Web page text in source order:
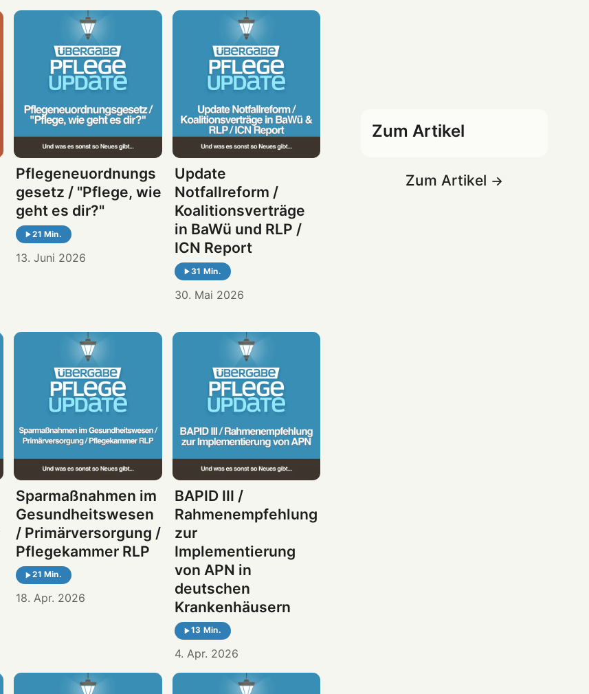
Zum Artikel
Zum Artikel
Pflegeneuordnungs
gesetz / "Pflege, wie
geht es dir?"
21 Min.
13. Juni 2026
Update
Notfallreform /
Koalitionsverträge
in BaWü und RLP /
ICN Report
31 Min.
30. Mai 2026
Sparmaßnahmen im
Gesundheitswesen
/ Primärversorgung /
Pflegekammer RLP
21 Min.
18. Apr. 2026
BAPID III /
Rahmenempfehlung
zur
Implementierung
von APN in
deutschen
Krankenhäusern
13 Min.
4. Apr. 2026